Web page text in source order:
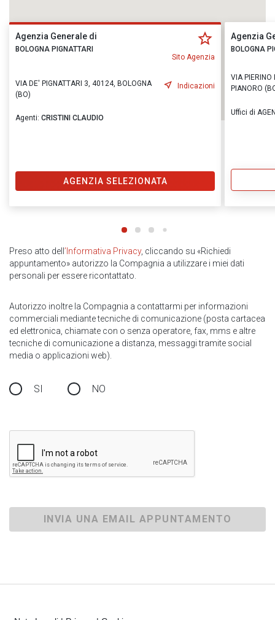
Agenzia Generale di
BOLOGNA PIGNATTARI
Sito Agenzia
VIA DE' PIGNATTARI 3, 40124, BOLOGNA
(BO)
Indicazioni
Agenti: CRISTINI CLAUDIO
AGENZIA SELEZIONATA
Agenzia
BOLOGNA
VIA PIERINO
PIANORO
Uffici di
Preso atto dell ’Informativa Privacy, cliccando su «Richiedi
appuntamento» autorizzo la Compagnia a utilizzare i miei dati
personali per essere ricontattato.
Autorizzo inoltre la Compagnia a contattarmi per informazioni
commerciali mediante tecniche di comunicazione (posta cartacea
ed elettronica, chiamate con o senza operatore, fax, mms e altre
tecniche di comunicazione a distanza, messaggi tramite social
media o applicazioni web).
SI NO
INVIA UNA EMAIL APPUNTAMENTO